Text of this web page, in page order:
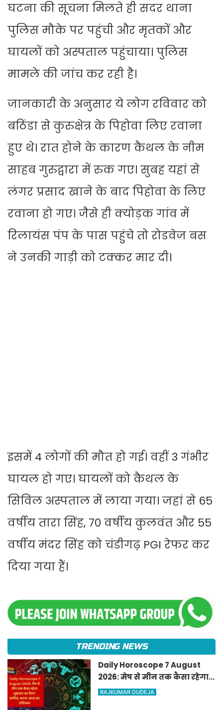
घटना की सूचना मिलते ही सदर थाना
पुलिस मौके पर पहुंची और मृतकों और
घायलों को अस्पताल पहुंचाया। पुलिस
मामले की जांच कर रही है।
जानकारी के अनुसार ये लोग रविवार को
बठिंडा से कुरुक्षेत्र के पिहोवा लिए रवाना
हुए थे। रात होने के कारण कैथल के नीम
साहब गुरुद्वारा में रुक गए। सुबह यहां से
लंगर प्रसाद खाने के बाद पिहोवा के लिए
रवाना हो गए। जैसे ही क्योड़क गांव में
रिलायंस पंप के पास पहुंचे तो रोडवेज बस
ने उनकी गाड़ी को टक्कर मार दी।
इसमें 4 लोगों की मौत हो गई। वहीं 3 गंभीर
घायल हो गए। घायलों को कैथल के
सिविल अस्पताल में लाया गया। जहां से 65
वर्षीय तारा सिंह, 70 वर्षीय कुलवंत और 55
वर्षीय मंदर सिंह को चंडीगढ़ PGI रेफर कर
दिया गया हैं।
TRENDING NEWS
Daily Horoscope 7 August
2026: मेष से मीन तक कैसा रहेगा
शुक्रवार का दिन? जानिए अपना
RAJKUMAR DUDEJA